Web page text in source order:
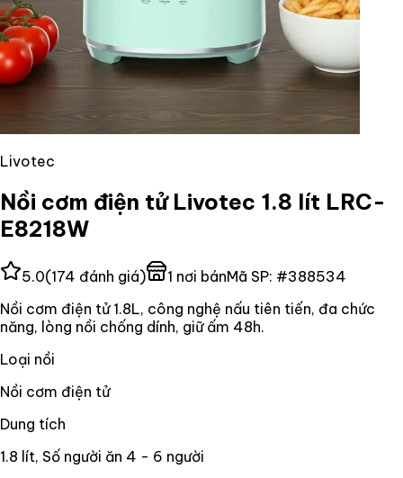
Livotec
Nồi cơm điện tử Livotec 1.8 lít LRC-
E8218W
5.0(174 đánh giá) 1 nơi bánMã SP: #388534
Nồi cơm điện tử 1.8L, công nghệ nấu tiên tiến, đa chức
năng, lòng nồi chống dính, giữ ấm 48h.
Loại nồi
Nồi cơm điện tử
Dung tích
1.8 lít, Số người ăn 4 - 6 người